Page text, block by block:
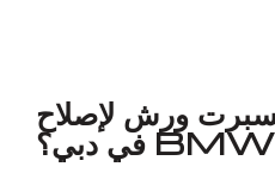
ورش لإصلاح